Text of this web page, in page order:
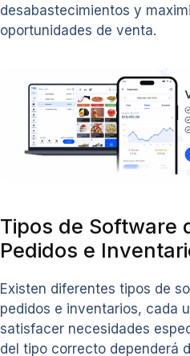
desabastecimientos y
oportunidades de venta.
Tipos de Software
Pedidos e
Existen diferentes tipos de
pedidos e inventarios, cada
satisfacer necesidades
del tipo correcto dependerá